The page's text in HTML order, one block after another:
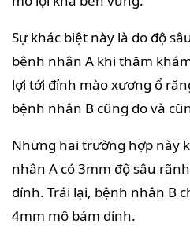
Sự khác biệt này là do độ
bệnh nhân A khi thăm
lợi tới đỉnh mào xương ổ
bệnh nhân B cũng đo và
Nhưng hai trường hợp này
nhân A có 3mm độ sâu
dính. Trái lại, bệnh nhân B
4mm mô bám dính.